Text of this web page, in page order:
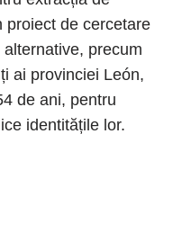
proiect de cercetare
precum
ai provinciei León,
de ani, pentru
identitățile lor.